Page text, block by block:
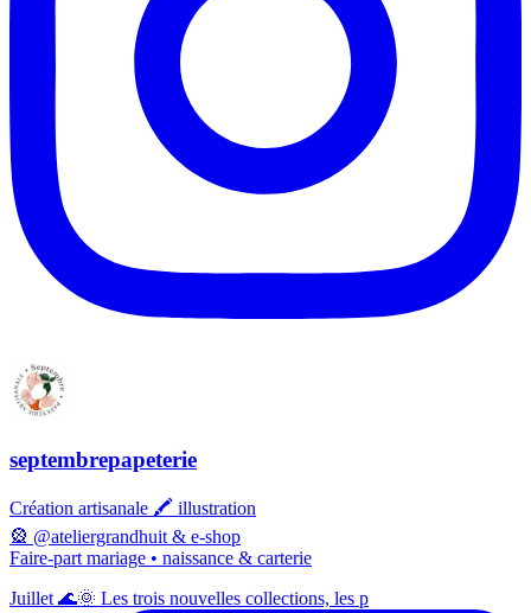
septembrepapeterie
Création artisanale 🖍️ illustration
🎡 @ateliergrandhuit & e-shop
Faire-part mariage • naissance & carterie
Juillet 🌊🌞 Les trois nouvelles collections, les p